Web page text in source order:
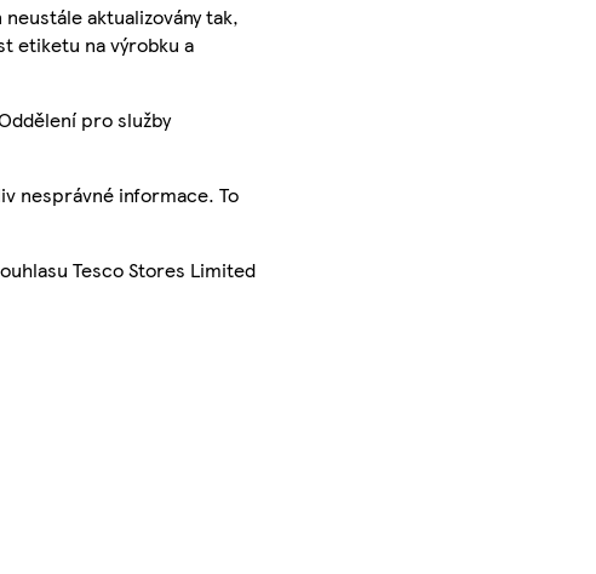
aktualizovány tak,
etiketu na výrobku a
pro služby
nesprávné informace. To
Tesco Stores Limited